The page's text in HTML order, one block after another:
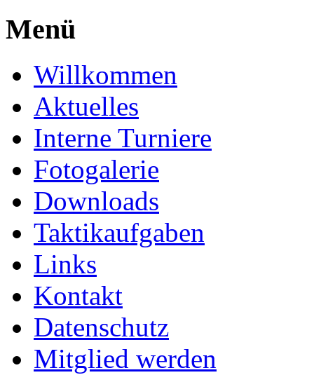
Menü
Willkommen
Aktuelles
Interne Turniere
Fotogalerie
Downloads
Taktikaufgaben
Links
Kontakt
Datenschutz
Mitglied werden